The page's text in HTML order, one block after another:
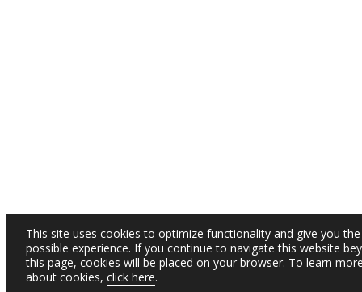
This site uses cookies to optimize functionality and give you
possible experience. If you continue to navigate this website
this page, cookies will be placed on your browser. To learn
about cookies, click here.